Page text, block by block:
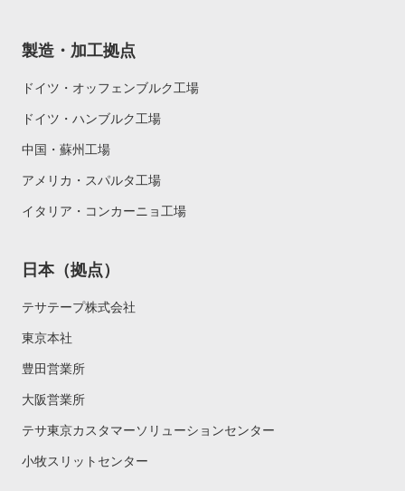
製造・加工拠点
ドイツ・オッフェンブルク工場
ドイツ・ハンブルク工場
中国・蘇州工場
アメリカ・スパルタ工場
イタリア・コンカーニョ工場
日本（拠点）
テサテープ株式会社
東京本社
豊田営業所
大阪営業所
テサ東京カスタマーソリューションセンター
小牧スリットセンター